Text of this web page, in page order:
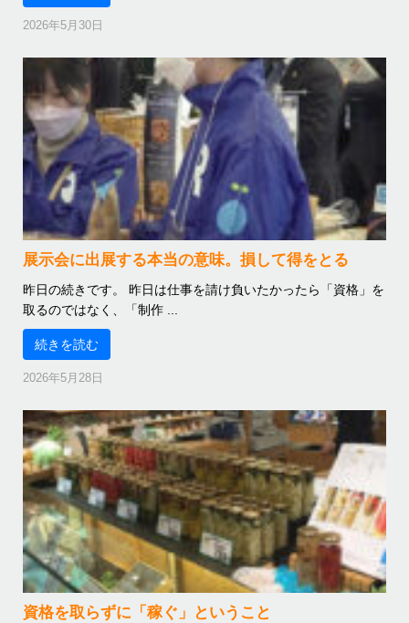
2026年5月30日
展示会に出展する本当の意味。損して得をとる
昨日の続きです。 昨日は仕事を請け負いたかったら「資格」を
取るのではなく、「制作 ...
続きを読む
2026年5月28日
資格を取らずに「稼ぐ」ということ